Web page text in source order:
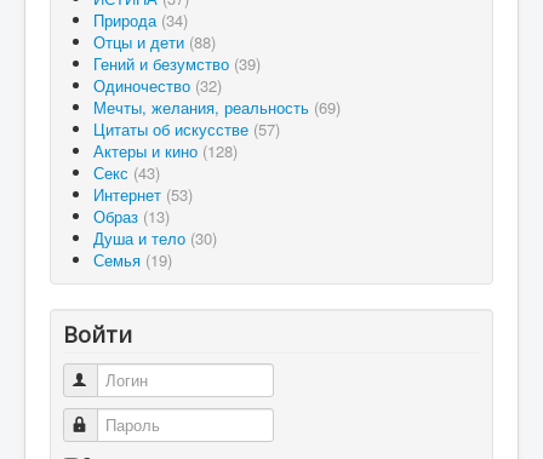
Природа (34)
Отцы и дети (88)
Гений и безумство (39)
Одиночество (32)
Мечты, желания, реальность (69)
Цитаты об искусстве (57)
Актеры и кино (128)
Секс (43)
Интернет (53)
Образ (13)
Душа и тело (30)
Семья (19)
Войти
Логин
Пароль